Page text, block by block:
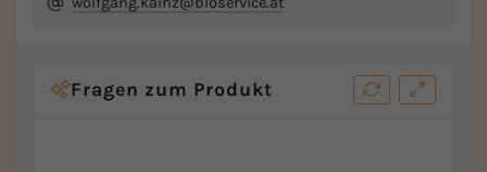
Fragen zum Produkt